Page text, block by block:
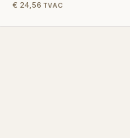
€ 24,56 TVAC